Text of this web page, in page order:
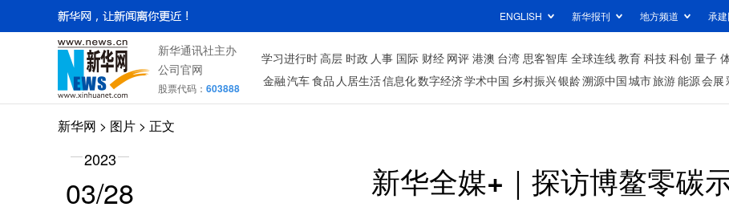
ENGLISH 新华报刊 地方频道 承
新华通讯社主办
公司官网
股票代码： 603888
学习进行时高层 时政 人事 国际 财经 网评 港澳 台湾 思客智库 全球连线教育 科技科创 量子
金融汽车食品 人居生活信息化数字经济学术中国 乡村振兴银龄溯源中国城市旅游能源会展
新华网 > 图片 > 正文
2023
03/28 新华全媒+｜探访博鳌零碳